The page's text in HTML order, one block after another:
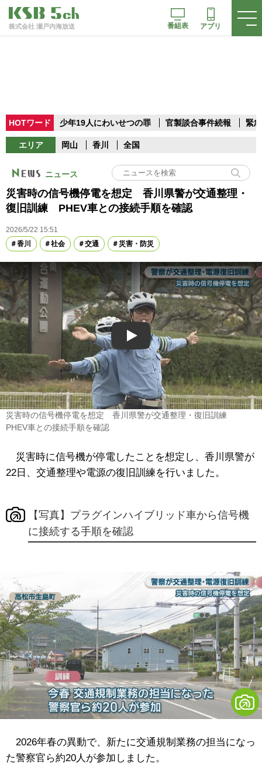
株式会社 瀬戸内海放送 番組表 アプリ
HOTワード 少年19人にわいせつの罪 官製談合事件続報 緊
エリア 岡山 香川 全国
ニュース
災害時の信号機停電を想定 香川県警が交通整理・
復旧訓練 PHEV車との接続手順を確認
2026/5/22 15:51
香川
社会 交通 災害・防災
Play
災害時の信号機停電を想定 香川県警が交通整理・復旧訓練
PHEV車との接続手順を確認
災害時に信号機が停電したことを想定し、香川県警が
22日、交通整理や電源の復旧訓練を行いました。
【写真】プラグインハイブリッド車から信号機
に接続する手順を確認
2026年春の異動で、新たに交通規制業務の担当になっ
た警察官ら約20人が参加しました。